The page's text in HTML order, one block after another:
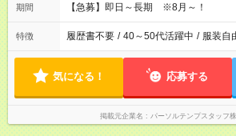
期間 【急募】即日～長期 ※8月～！
特徴 履歴書不要 / 40～50代活躍中 / 服装自
気になる！ 応募する
掲載元企業名 パーソルテンプスタッフ